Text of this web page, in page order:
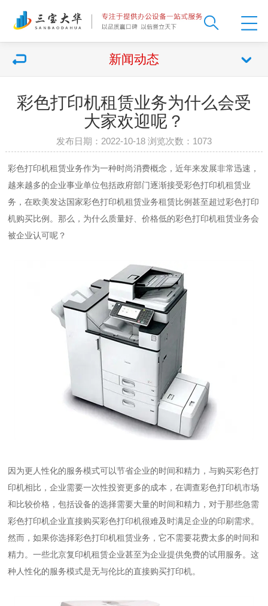
新闻动态
彩色打印机租赁业务为什么会受
大家欢迎呢？
发布日期：2022-10-18 浏览次数： 1073
彩色打印机租赁业务作为一种时尚消费概念，近年来发展非常迅速，
越来越多的企业事业单位包括政府部门逐渐接受彩色打印机租赁业
务，在欧美发达国家彩色打印机租赁业务租赁比例甚至超过彩色打印
机购买比例。那么，为什么质量好、价格低的彩色打印机租赁业务会
被企业认可呢？
因为更人性化的服务模式可以节省企业的时间和精力，与购买彩色打
印机相比，企业需要一次性投资更多的成本，在调查彩色打印机市场
和比较价格，包括设备的选择需要大量的时间和精力，对于那些急需
彩色打印机企业直接购买彩色打印机很难及时满足企业的印刷需求。
然而，如果你选择彩色打印机租赁业务，它不需要花费太多的时间和
精力。一些北京复印机租赁企业甚至为企业提供免费的试用服务。这
种人性化的服务模式是无与伦比的直接购买打印机。